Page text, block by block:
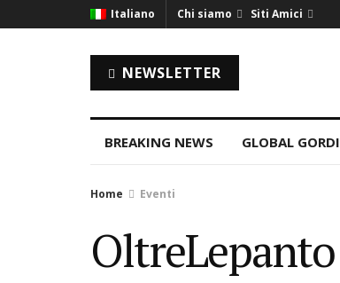
Italiano Chi siamo Siti Amici
NEWSLETTER
BREAKING NEWS GLOBAL
Home Eventi
OltreLepanto